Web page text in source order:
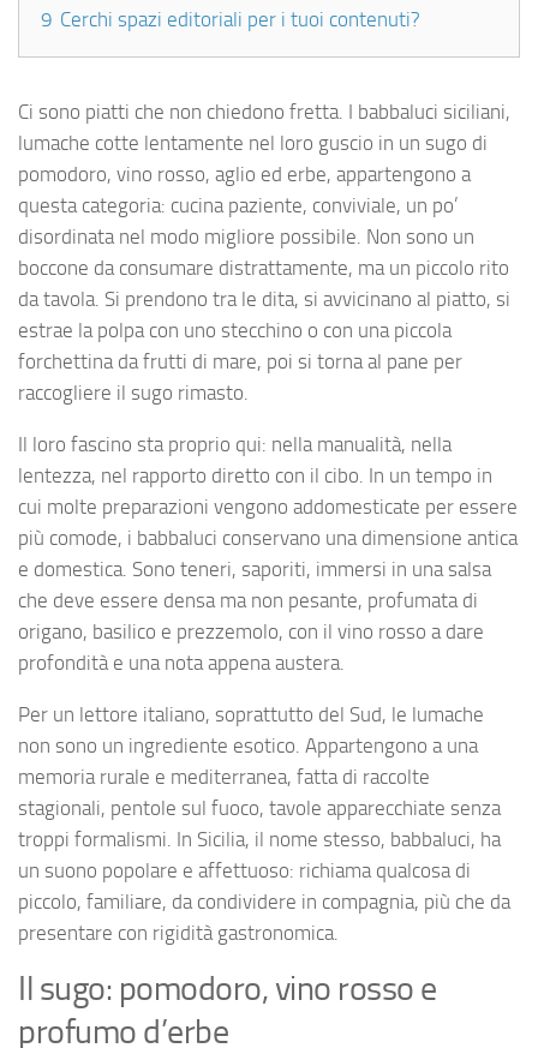
9 Cerchi spazi editoriali per i tuoi contenuti?
Ci sono piatti che non chiedono fretta. I babbaluci siciliani,
lumache cotte lentamente nel loro guscio in un sugo di
pomodoro, vino rosso, aglio ed erbe, appartengono a
questa categoria: cucina paziente, conviviale, un po’
disordinata nel modo migliore possibile. Non sono un
boccone da consumare distrattamente, ma un piccolo rito
da tavola. Si prendono tra le dita, si avvicinano al piatto, si
estrae la polpa con uno stecchino o con una piccola
forchettina da frutti di mare, poi si torna al pane per
raccogliere il sugo rimasto.
Il loro fascino sta proprio qui: nella manualità, nella
lentezza, nel rapporto diretto con il cibo. In un tempo in
cui molte preparazioni vengono addomesticate per essere
più comode, i babbaluci conservano una dimensione antica
e domestica. Sono teneri, saporiti, immersi in una salsa
che deve essere densa ma non pesante, profumata di
origano, basilico e prezzemolo, con il vino rosso a dare
profondità e una nota appena austera.
Per un lettore italiano, soprattutto del Sud, le lumache
non sono un ingrediente esotico. Appartengono a una
memoria rurale e mediterranea, fatta di raccolte
stagionali, pentole sul fuoco, tavole apparecchiate senza
troppi formalismi. In Sicilia, il nome stesso, babbaluci, ha
un suono popolare e affettuoso: richiama qualcosa di
piccolo, familiare, da condividere in compagnia, più che da
presentare con rigidità gastronomica.
Il sugo: pomodoro, vino rosso e
profumo d’erbe